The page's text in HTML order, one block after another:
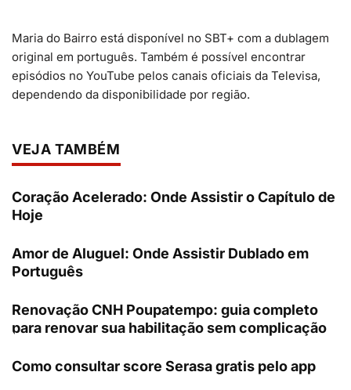
Maria do Bairro está disponível no SBT+ com a dublagem
original em português. Também é possível encontrar
episódios no YouTube pelos canais oficiais da Televisa,
dependendo da disponibilidade por região.
VEJA TAMBÉM
Coração Acelerado: Onde Assistir o Capítulo de
Hoje
Amor de Aluguel: Onde Assistir Dublado em
Português
Renovação CNH Poupatempo: guia completo
para renovar sua habilitação sem complicação
Como consultar score Serasa gratis pelo app